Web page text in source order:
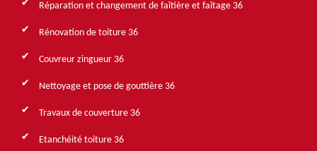
Réparation et changement de faîtière et faîtage 36
Rénovation de toiture 36
Couvreur zingueur 36
Nettoyage et pose de gouttière 36
Travaux de couverture 36
Etanchéité toiture 36